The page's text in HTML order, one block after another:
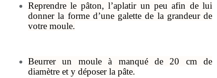
Reprendre le pâton, l’aplatir un peu afin de lui
donner la forme d’une galette de la grandeur de
votre moule.
Beurrer un moule à manqué de 20 cm de
diamètre et y déposer la pâte.